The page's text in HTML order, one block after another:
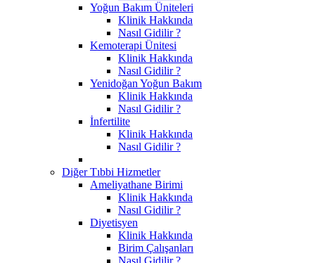
Yoğun Bakım Üniteleri
Klinik Hakkında
Nasıl Gidilir ?
Kemoterapi Ünitesi
Klinik Hakkında
Nasıl Gidilir ?
Yenidoğan Yoğun Bakım
Klinik Hakkında
Nasıl Gidilir ?
İnfertilite
Klinik Hakkında
Nasıl Gidilir ?
Diğer Tıbbi Hizmetler
Ameliyathane Birimi
Klinik Hakkında
Nasıl Gidilir ?
Diyetisyen
Klinik Hakkında
Birim Çalışanları
Nasıl Gidilir ?